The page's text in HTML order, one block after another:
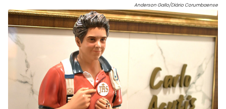
Anderson Gallo/Diário Corumbaense